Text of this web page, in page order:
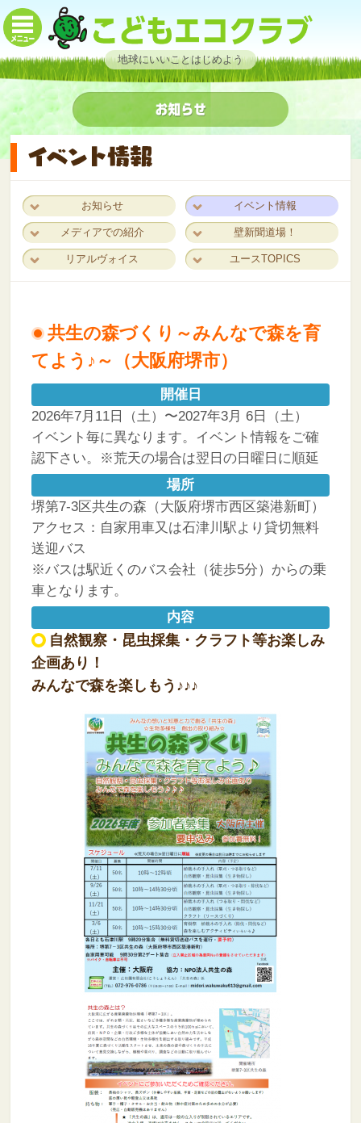
地球にいいことはじめよう
お知らせ イベント情報
メディアでの紹介 壁新聞道場！
リアルヴォイス ユースTOPICS
共生の森づくり～みんなで森を育
てよう♪～（大阪府堺市）
開催日
2026年7月11日（土）〜2027年3月 6日（土）
イベント毎に異なります。イベント情報をご確
認下さい。※荒天の場合は翌日の日曜日に順延
場所
堺第7-3区共生の森（大阪府堺市西区築港新町）
アクセス：自家用車又は石津川駅より貸切無料
送迎バス
※バスは駅近くのバス会社（徒歩5分）からの乗
車となります。
内容
自然観察・昆虫採集・クラフト等お楽しみ
企画あり！
みんなで森を楽しもう♪♪♪